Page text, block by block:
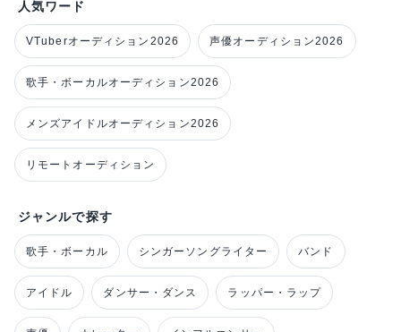
人気ワード
VTuberオーディション2026 声優オーディション2026
歌手・ボーカルオーディション2026
メンズアイドルオーディション2026
リモートオーディション
ジャンルで探す
歌手・ボーカル シンガーソングライター バンド
アイドル ダンサー・ダンス ラッパー・ラップ